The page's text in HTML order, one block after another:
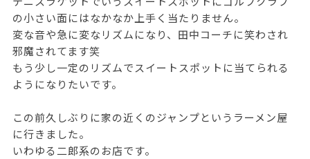
の小さい面にはなかなか上手く当たりません。
変な音や急に変なリズムになり、田中コーチに笑わされ
邪魔されてます笑
もう少し一定のリズムでスイートスポットに当てられる
ようになりたいです。
この前久しぶりに家の近くのジャンプというラーメン屋
に行きました。
いわゆる二郎系のお店です。